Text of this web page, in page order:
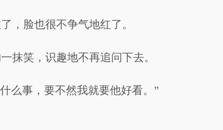
，脸也很不争气地红了。
抹笑，识趣地不再追问下去。
么事，要不然我就要他好看。”